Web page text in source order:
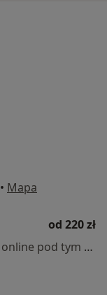
• Mapa
od 220 zł
Specjalista nie oferuje umawiania online pod tym adresem.